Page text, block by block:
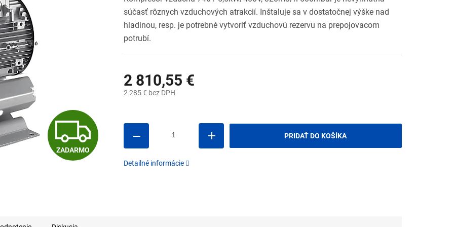
Z
A
ZADARMO
2 810,55 €
2 285 € bez DPH
PRIDAŤ DO KOŠÍKA
súčasť rôznych vzduchových atrakcií. Inštaluje sa v dostatočnej výške nad
hladinou, resp. je potrebné vytvoriť vzduchovú rezervu na prepojovacom
potrubí.
Detailné informácie